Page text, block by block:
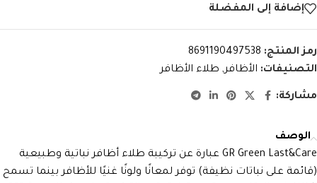
إضافة إلى المفضلة
رمز المنتج: 8691190497538
التصنيفات: الأظافر, طلاء الأظافر
مشاركة:
الوصف
GR Green Last&Care عبارة عن تركيبة طلاء أظافر نباتية وطبيعية
(قائمة على نباتات نظيفة) توفر لمعانًا ولونًا غنيًا للأظافر بينما تسمح